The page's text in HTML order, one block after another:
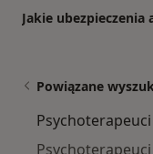
Jakie ubezpieczenia
Powiązane